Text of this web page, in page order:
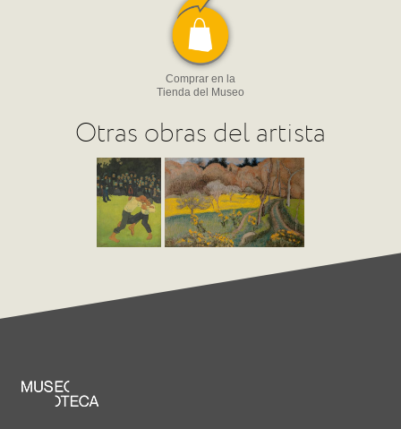
Comprar en la
Tienda del Museo
Otras obras del artista